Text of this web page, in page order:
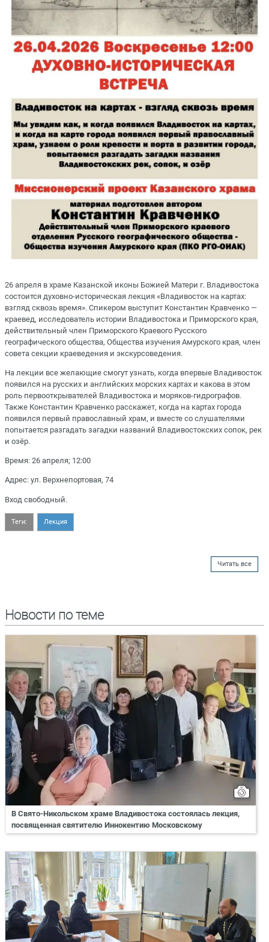
26 апреля в храме Казанской иконы Божией Матери г. Владивостока
состоится духовно-историческая лекция «Владивосток на картах:
взгляд сквозь время». Спикером выступит Константин Кравченко —
краевед, исследователь истории Владивостока и Приморского края,
действительный член Приморского Краевого Русского
географического общества, Общества изучения Амурского края, член
совета секции краеведения и экскурсоведения.
На лекции все желающие смогут узнать, когда впервые Владивосток
появился на русских и английских морских картах и какова в этом
роль первооткрывателей Владивостока и моряков-гидрографов.
Также Константин Кравченко расскажет, когда на картах города
появился первый православный храм, и вместе со слушателями
попытается разгадать загадки названий Владивостокских сопок, рек
и озёр.
Время: 26 апреля; 12:00
Адрес: ул. Верхнепортовая, 74
Вход свободный.
Теги: Лекция
Читать все
Новости по теме
В Свято-Никольском храме Владивостока состоялась лекция,
посвященная святителю Иннокентию Московскому